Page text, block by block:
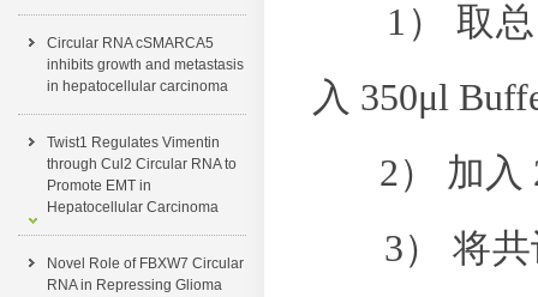
Circular RNA cSMARCA5
inhibits growth and metastasis
in hepatocellular carcinoma
Twist1 Regulates Vimentin
through Cul2 Circular RNA to
Promote EMT in
Hepatocellular Carcinoma
Novel Role of FBXW7 Circular
RNA in Repressing Glioma
1） 取总
入 350μl
2） 加入
3） 将共